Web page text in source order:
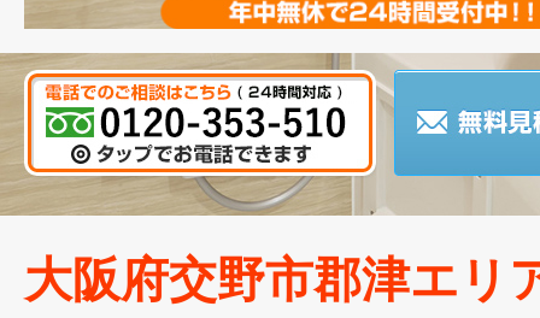
大阪府交野市郡津エリ